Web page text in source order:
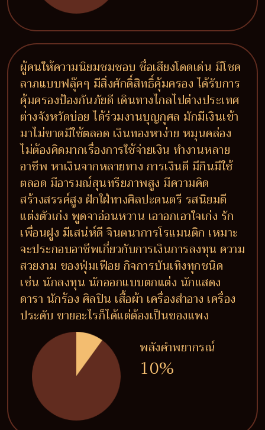
ผู้คนให้ความนิยมชมชอบ ชื่อเสียงโดดเด่น มีโชค
ลาภแบบฟลุ๊คๆ มีสิ่งศักดิ์สิทธิ์คุ้มครอง ได้รับการ
คุ้มครองป้องกันภัยดี เดินทางไกลไปต่างประเทศ
ต่างจังหวัดบ่อย ได้ร่วมงานบุญกุศล มักมีเงินเข้า
มาไม่ขาดมีใช้ตลอด เงินทองหาง่าย หมุนคล่อง
ไม่ต้องคิดมากเรื่องการใช้จ่ายเงิน ทำงานหลาย
อาชีพ หาเงินจากหลายทาง การเงินดี มีกินมีใช้
ตลอด มีอารมณ์สุนทรียภาพสูง มีความคิด
สร้างสรรค์สูง ฝักใฝ่ทางศิลปะดนตรี รสนิยมดี
แต่งตัวเก่ง พูดจาอ่อนหวาน เอาอกเอาใจเก่ง รัก
เพื่อนฝูง มีเสน่ห์ดี จินตนาการโรแมนติก เหมาะ
จะประกอบอาชีพเกี่ยวกับการเงินการลงทุน ความ
สวยงาม ของฟุ่มเฟือย กิจการบันเทิงทุกชนิด
เช่น นักลงทุน นักออกแบบตกแต่ง นักแสดง
ดารา นักร้อง ศิลปิน เสื้อผ้า เครื่องสำอาง เครื่อง
ประดับ ขายอะไรก็ได้แต่ต้องเป็นของแพง
พลังคำพยากรณ์
10%